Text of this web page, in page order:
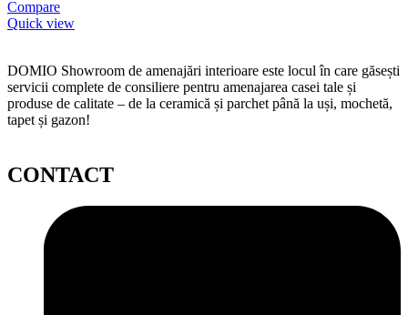
Compare
Quick view
DOMIO Showroom de amenajări interioare este locul în care găsești
servicii complete de consiliere pentru amenajarea casei tale și
produse de calitate – de la ceramică și parchet până la uși, mochetă,
tapet și gazon!
CONTACT